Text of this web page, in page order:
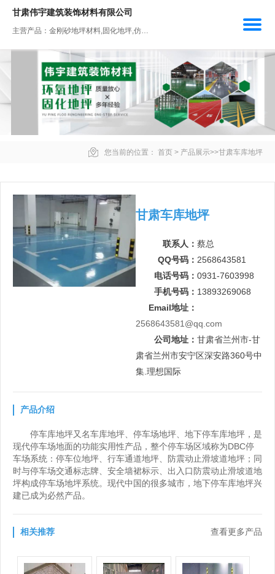
甘肃伟宇建筑装饰材料有限公司
主营产品：金刚砂地坪材料,固化地坪,仿石压花材料,环氧自流坪,车库地坪
您当前的位置： 首页 > 产品展示>>甘肃车库地坪
甘肃车库地坪
联系人： 蔡总
QQ号码： 2568643581
电话号码： 0931-7603998
手机号码： 13893269068
Email地址：
2568643581@qq.com
公司地址： 甘肃省兰州市-甘
肃省兰州市安宁区深安路360号中
集.理想国际
产品介绍
停车库地坪又名车库地坪、停车场地坪、地下停车库地坪，是
现代停车场地面的功能实用性产品，整个停车场区域称为DBC停
车场系统：停车位地坪、行车通道地坪、防震动止滑坡道地坪；同
时与停车场交通标志牌、安全墙裙标示、出入口防震动止滑坡道地
坪构成停车场地坪系统。现代中国的很多城市，地下停车库地坪兴
建已成为必然产品。
相关推荐 查看更多产品